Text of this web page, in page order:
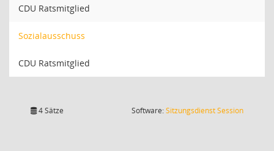
CDU Ratsmitglied
Sozialausschuss
CDU Ratsmitglied
4 Sätze Software:SitzungsdienstSession(Wird in